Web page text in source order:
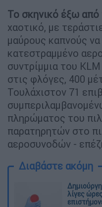
Το σκηνικό έξω
χαοτικό, με
μαύρους καπνούς
κατεστραμμένο
συντρίμμια του
στις φλόγες, 400
Τουλάχιστον 71
πληρώματος του
παρατηρητών στο
αεροσυνοδών -
Διαβάστε ακόμη
λίγες